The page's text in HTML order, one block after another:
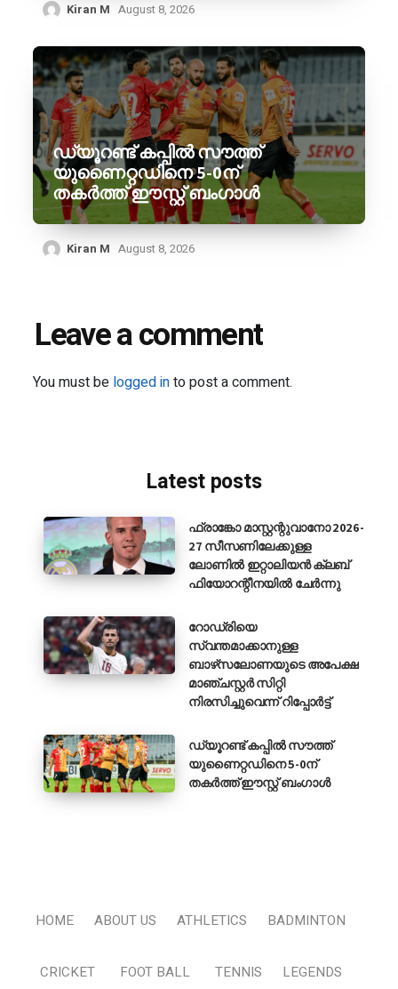
Kiran M August 8, 2026
ഡ്യൂറണ്ട് കപ്പിൽ സൗത്ത്
യുണൈറ്റഡിനെ 5-0ന്
തകർത്ത് ഈസ്റ്റ് ബംഗാൾ
Kiran M August 8, 2026
Leave a comment
You must be logged into post a comment.
Latest posts
ഫ്രാങ്കോ മാസ്റ്റന്റുവാനോ 2026-
27 സീസണിലേക്കുള്ള
ലോണിൽ ഇറ്റാലിയൻ ക്ലബ്
ഫിയോറന്റീനയിൽ ചേർന്നു
റോഡ്രിയെ
സ്വന്തമാക്കാനുള്ള
ബാഴ്‌സലോണയുടെ അപേക്ഷ
മാഞ്ചസ്റ്റർ സിറ്റി
നിരസിച്ചുവെന്ന് റിപ്പോർട്ട്
ഡ്യൂറണ്ട് കപ്പിൽ സൗത്ത്
യുണൈറ്റഡിനെ 5-0ന്
തകർത്ത് ഈസ്റ്റ് ബംഗാൾ
HOME ABOUT US ATHLETICS BADMINTON
CRICKET FOOT BALL TENNIS LEGENDS